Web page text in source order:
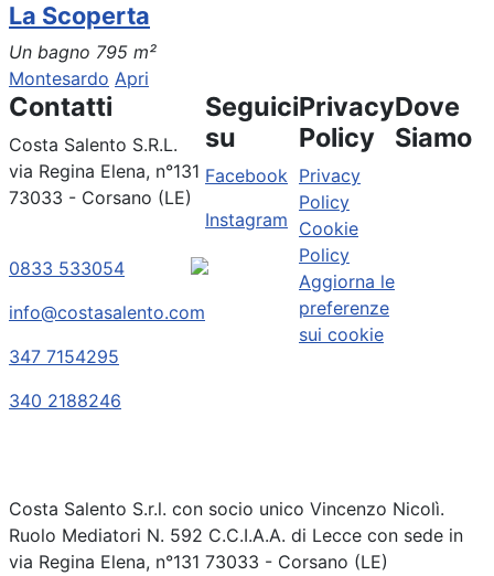
La Scoperta
Un bagno 795 m²
Montesardo Apri
Contatti
Costa Salento S.R.L.
via Regina Elena, n°131
73033 - Corsano (LE)
0833 533054
info@costasalento.com
347 7154295
340 2188246
Seguici
su
Facebook
Instagram
Privacy
Policy
Privacy
Policy
Cookie
Policy
Aggiorna le
preferenze
sui cookie
Dove
Siamo
Costa Salento S.r.l. con socio unico Vincenzo Nicolì.
Ruolo Mediatori N. 592 C.C.I.A.A. di Lecce con sede in
via Regina Elena, n°131 73033 - Corsano (LE)